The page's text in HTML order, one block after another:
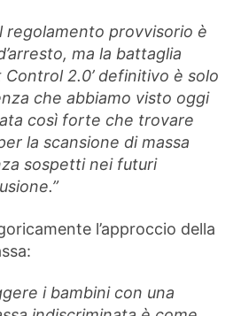
regolamento provvisorio è
ma la battaglia
Control 2.0’ definitivo è solo
che abbiamo visto oggi
così forte che trovare
la scansione di massa
sospetti nei futuri
l’approccio della
i bambini con una